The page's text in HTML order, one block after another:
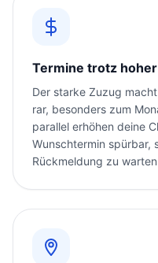
Termine trotz
Der starke Zuzug
rar, besonders zum
parallel erhöhen deine
Wunschtermin spürbar,
Rückmeldung zu